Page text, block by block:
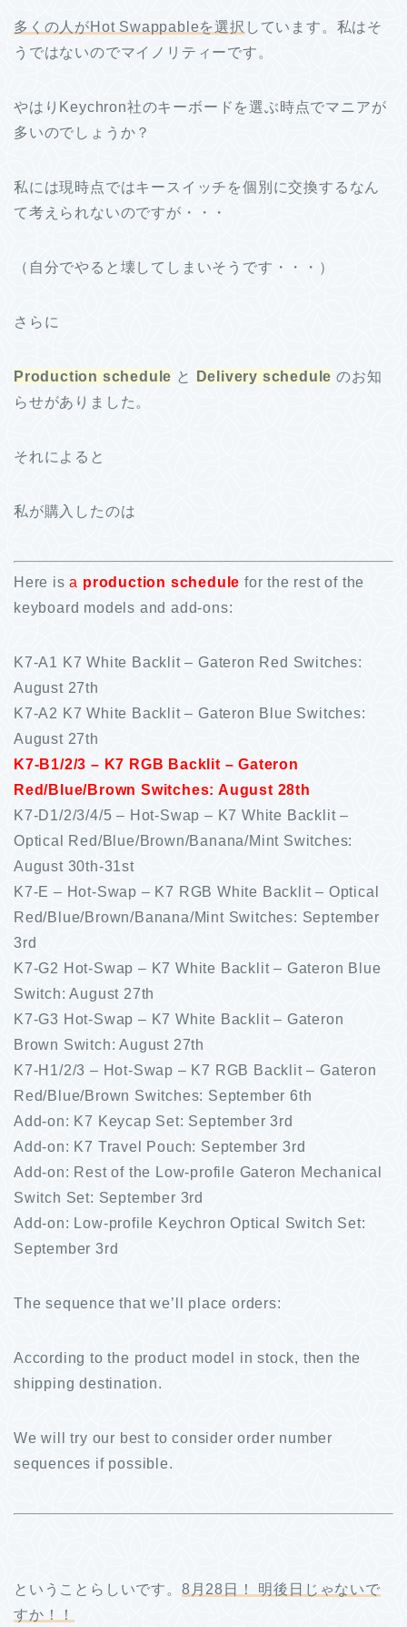
多くの人がHot Swappableを選択 しています。私はそ
うではないのでマイノリティーです。
やはりKeychron社のキーボードを選ぶ時点でマニアが
多いのでしょうか？
私には現時点ではキースイッチを個別に交換するなん
て考えられないのですが・・・
（自分でやると壊してしまいそうです・・・）
さらに
Production schedule と Delivery schedule のお知
らせがありました。
それによると
私が購入したのは
Here isa production schedule for the rest of the
keyboard models and add-ons:
K7-A1 K7 White Backlit – Gateron Red Switches:
August 27th
K7-A2 K7 White Backlit – Gateron Blue Switches:
August 27th
K7-B1/2/3 – K7 RGB Backlit – Gateron
Red/Blue/Brown Switches: August 28th
K7-D1/2/3/4/5 – Hot-Swap – K7 White Backlit –
Optical Red/Blue/Brown/Banana/Mint Switches:
August 30th-31st
K7-E – Hot-Swap – K7 RGB White Backlit – Optical
Red/Blue/Brown/Banana/Mint Switches: September
3rd
K7-G2 Hot-Swap – K7 White Backlit – Gateron Blue
Switch: August 27th
K7-G3 Hot-Swap – K7 White Backlit – Gateron
Brown Switch: August 27th
K7-H1/2/3 – Hot-Swap – K7 RGB Backlit – Gateron
Red/Blue/Brown Switches: September 6th
Add-on: K7 Keycap Set: September 3rd
Add-on: K7 Travel Pouch: September 3rd
Add-on: Rest of the Low-profile Gateron Mechanical
Switch Set: September 3rd
Add-on: Low-profile Keychron Optical Switch Set:
September 3rd
The sequence that we’ll place orders:
According to the product model in stock, then the
shipping destination.
We will try our best to consider order number
sequences if possible.
ということらしいです。 8月28日！ 明後日じゃないで
すか！！